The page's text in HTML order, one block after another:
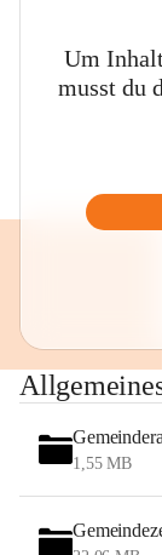
Um
musst du
1,55 MB